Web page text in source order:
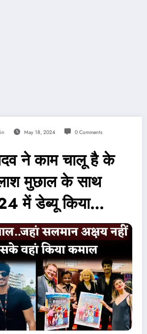
May 18, 2024 0 Comments
ने काम चालू है के
मुछाल के साथ
में डेब्यू किया…